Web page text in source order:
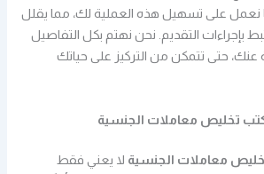
نعمل على تسهيل هذه العملية لك، مما يقلل
بإجراءات التقديم. نحن نهتم بكل التفاصيل
عنك، حتى تتمكن من التركيز على حياتك
تخليص معاملات الجنسية
معاملات الجنسية لا يعني فقط